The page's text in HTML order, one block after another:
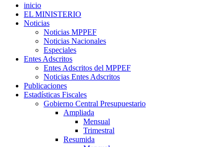
inicio
EL MINISTERIO
Noticias
Noticias MPPEF
Noticias Nacionales
Especiales
Entes Adscritos
Entes Adscritos del MPPEF
Noticias Entes Adscritos
Publicaciones
Estadísticas Fiscales
Gobierno Central Presupuestario
Ampliada
Mensual
Trimestral
Resumida